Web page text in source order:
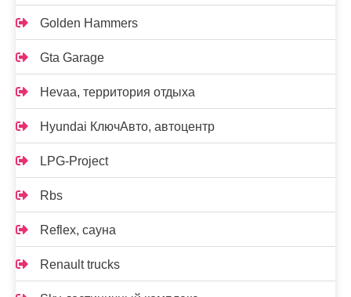
Golden Hammers
Gta Garage
Hevaa, территория отдыха
Hyundai КлючАвто, автоцентр
LPG-Project
Rbs
Reflex, сауна
Renault trucks